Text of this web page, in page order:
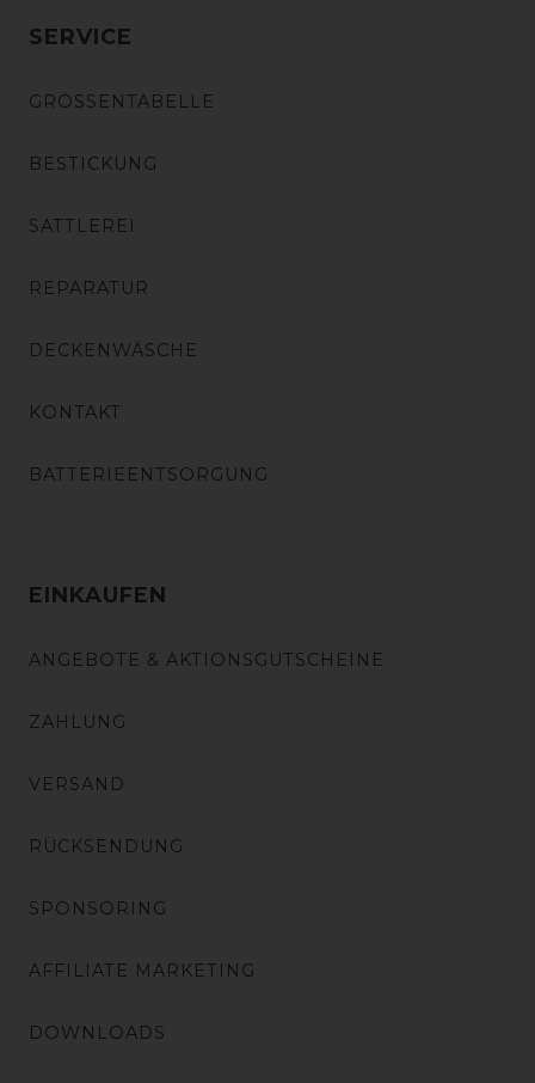
SERVICE
GRÖSSENTABELLE
BESTICKUNG
SATTLEREI
REPARATUR
DECKENWÄSCHE
KONTAKT
BATTERIEENTSORGUNG
EINKAUFEN
ANGEBOTE & AKTIONSGUTSCHEINE
ZAHLUNG
VERSAND
RÜCKSENDUNG
SPONSORING
AFFILIATE MARKETING
DOWNLOADS